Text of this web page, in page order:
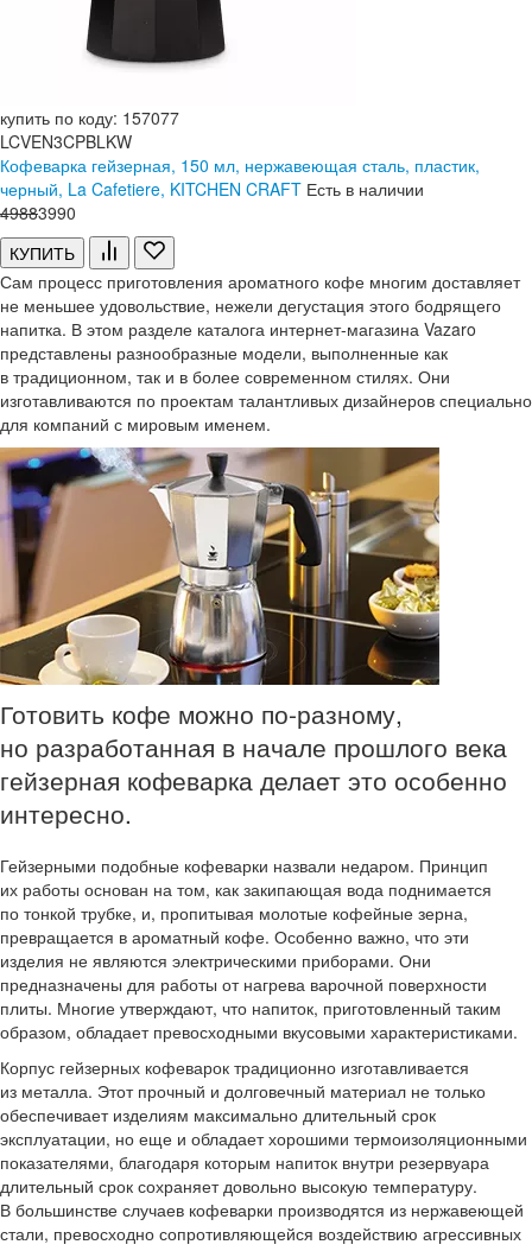
купить по коду: 157077
LCVEN3CPBLKW
Кофеварка гейзерная, 150 мл, нержавеющая сталь, пластик,
черный, La Cafetiere, KITCHEN CRAFT Есть в наличии
49883990
КУПИТЬ
Сам процесс приготовления ароматного кофе многим доставляет
не меньшее удовольствие, нежели дегустация этого бодрящего
напитка. В этом разделе каталога интернет-магазина Vazaro
представлены разнообразные модели, выполненные как
в традиционном, так и в более современном стилях. Они
изготавливаются по проектам талантливых дизайнеров специально
для компаний с мировым именем.
Готовить кофе можно по-разному,
но разработанная в начале прошлого века
гейзерная кофеварка делает это особенно
интересно.
Гейзерными подобные кофеварки назвали недаром. Принцип
их работы основан на том, как закипающая вода поднимается
по тонкой трубке, и, пропитывая молотые кофейные зерна,
превращается в ароматный кофе. Особенно важно, что эти
изделия не являются электрическими приборами. Они
предназначены для работы от нагрева варочной поверхности
плиты. Многие утверждают, что напиток, приготовленный таким
образом, обладает превосходными вкусовыми характеристиками.
Корпус гейзерных кофеварок традиционно изготавливается
из металла. Этот прочный и долговечный материал не только
обеспечивает изделиям максимально длительный срок
эксплуатации, но еще и обладает хорошими термоизоляционными
показателями, благодаря которым напиток внутри резервуара
длительный срок сохраняет довольно высокую температуру.
В большинстве случаев кофеварки производятся из нержавеющей
стали, превосходно сопротивляющейся воздействию агрессивных